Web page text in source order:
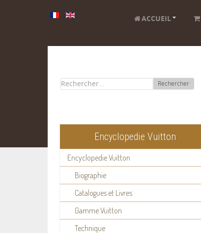
ACCUEIL
Rechercher
Encyclopedie Vuitton
Encyclopedie Vuitton
Biographie
Catalogues et Livres
Gamme Vuitton
Technique